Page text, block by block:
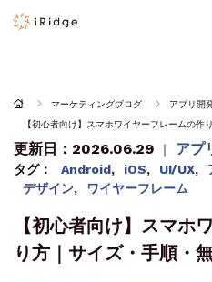
マーケティングブログ
アプリ開
【初心者向け】スマホワイヤーフレームの作
更新日：2026.06.29 ｜ アプ
タグ： Android, iOS, UI/UX,
デザイン, ワイヤーフレーム
【初心者向け】スマホ
り方｜サイズ・手順・